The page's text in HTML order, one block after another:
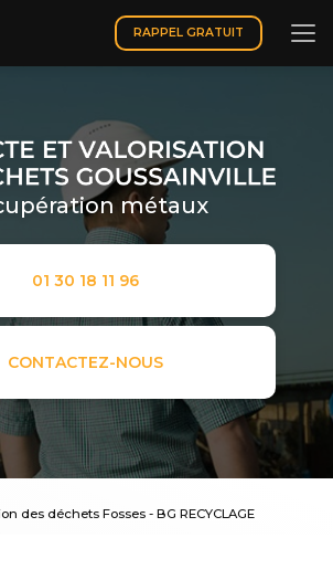
RAPPEL GRATUIT
métaux
01 30 18 11 96
CONTACTEZ-NOUS
des déchets Fosses - BG RECYCLAGE